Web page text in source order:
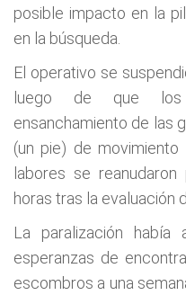
posible impacto en la
en la búsqueda.
El operativo se
luego de que los
ensanchamiento de las
(un pie) de movimiento
labores se
horas tras la evaluación
La paralización había
esperanzas de
escombros a una